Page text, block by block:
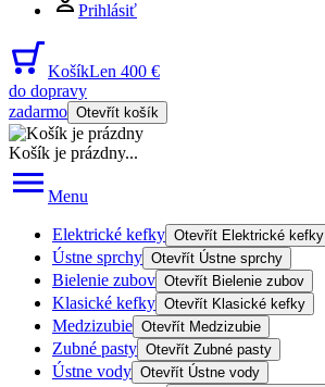
Prihlásiť
KošíkLen 400 €
do dopravy
zadarmo Otevřít košík
Košík je prázdny...
Menu
Elektrické kefky Otevřít Elektrické kefky
Ústne sprchy Otevřít Ústne sprchy
Bielenie zubov Otevřít Bielenie zubov
Klasické kefky Otevřít Klasické kefky
Medzizubie Otevřít Medzizubie
Zubné pasty Otevřít Zubné pasty
Ústne vody Otevřít Ústne vody